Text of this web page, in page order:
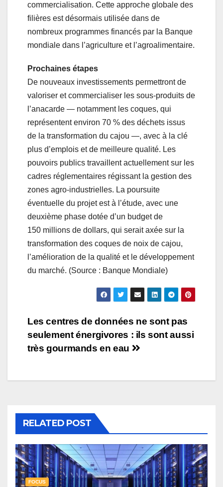
commercialisation. Cette approche globale des
filières est désormais utilisée dans de
nombreux programmes financés par la Banque
mondiale dans l’agriculture et l’agroalimentaire.
Prochaines étapes
De nouveaux investissements permettront de
valoriser et commercialiser les sous-produits de
l’anacarde — notamment les coques, qui
représentent environ 70 % des déchets issus
de la transformation du cajou —, avec à la clé
plus d’emplois et de meilleure qualité. Les
pouvoirs publics travaillent actuellement sur les
cadres réglementaires régissant la gestion des
zones agro-industrielles. La poursuite
éventuelle du projet est à l’étude, avec une
deuxième phase dotée d’un budget de
150 millions de dollars, qui serait axée sur la
transformation des coques de noix de cajou,
l’amélioration de la qualité et le développement
du marché. (Source : Banque Mondiale)
Les centres de données ne sont pas
seulement énergivores : ils sont aussi
très gourmands en eau
RELATED POST
FOCUS